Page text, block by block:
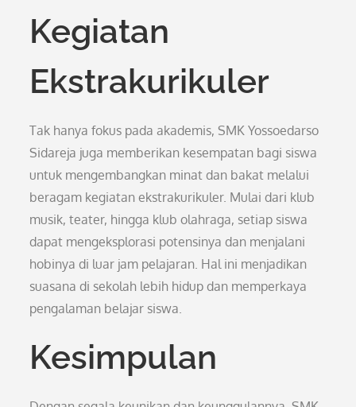
Kegiatan
Ekstrakurikuler
Tak hanya fokus pada akademis, SMK Yossoedarso
Sidareja juga memberikan kesempatan bagi siswa
untuk mengembangkan minat dan bakat melalui
beragam kegiatan ekstrakurikuler. Mulai dari klub
musik, teater, hingga klub olahraga, setiap siswa
dapat mengeksplorasi potensinya dan menjalani
hobinya di luar jam pelajaran. Hal ini menjadikan
suasana di sekolah lebih hidup dan memperkaya
pengalaman belajar siswa.
Kesimpulan